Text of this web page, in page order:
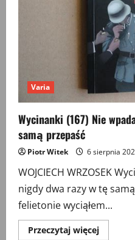
Varia
Wycinanki (167) Nie
samą przepaść
Piotr Witek 6 sierpnia
WOJCIECH WRZOSEK
nigdy dwa razy w tę
felietonie wyciąłem...
Przeczytaj więcejPrzeczytaj